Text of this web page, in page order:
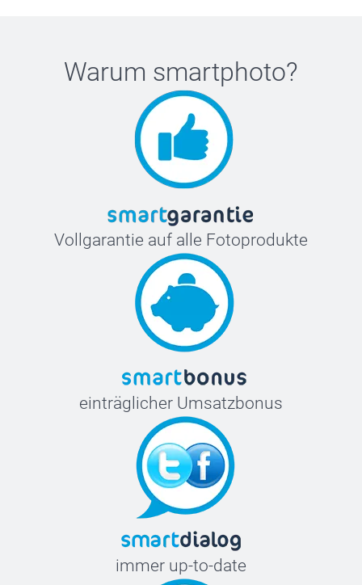
Warum smartphoto?
Vollgarantie auf alle Fotoprodukte
einträglicher Umsatzbonus
immer up-to-date